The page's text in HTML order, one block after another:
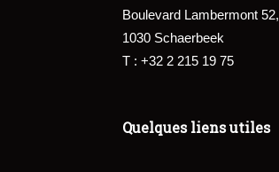
Boulevard Lambermont 52,
1030 Schaerbeek
T : +32 2 215 19 75
Quelques liens utiles